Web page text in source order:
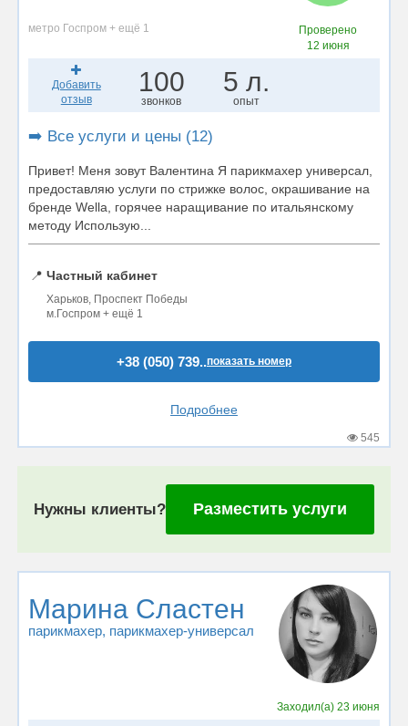
метро Госпром + ещё 1
Проверено
12 июня
Добавить
отзыв
100
звонков
5 л.
опыт
➡️ Все услуги и цены (12)
Привет! Меня зовут Валентина Я парикмахер универсал,
предоставляю услуги по стрижке волос, окрашивание на
бренде Wella, горячее наращивание по итальянскому
методу Использую...
📍 Частный кабинет
Харьков, Проспект Победы
м.Госпром + ещё 1
+38 (050) 739..показать номер
Подробнее
545
Нужны клиенты? Разместить услуги
Марина Сластен
парикмахер, парикмахер-универсал
Заходил(а) 23 июня